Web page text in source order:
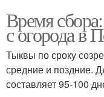
Время
с огорода в
Тыквы по сроку
средние и поздние.
составляет 95-100